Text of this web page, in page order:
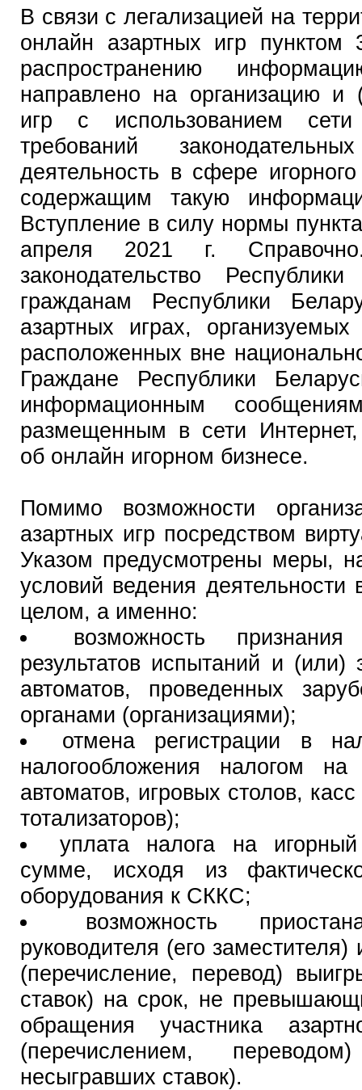
В связи с легализацией на
онлайн азартных игр пунктом
распространению
направлено на организацию и
игр с использованием
требований
деятельность в сфере
содержащим такую
Вступление в силу нормы
апреля 2021 г.
законодательство
гражданам Республики
азартных играх,
расположенных вне
Граждане Республики
информационным
размещенным в сети
об онлайн игорном бизнесе.
Помимо возможности
азартных игр посредством
Указом предусмотрены меры,
условий ведения деятельности
целом, а именно:
возможность
результатов испытаний и (или)
автоматов, проведенных
органами (организациями);
отмена регистрации в
налогообложения налогом
автоматов, игровых столов,
тотализаторов);
уплата налога на
сумме, исходя из
оборудования к СККС;
возможность
руководителя (его заместителя)
(перечисление, перевод)
ставок) на срок, не
обращения участника
(перечислением,
несыгравших ставок).